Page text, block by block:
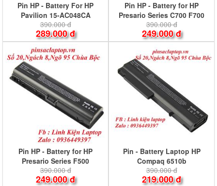
Pin HP - Battery For HP
Pavilion 15-AC048CA
390.000 đ
289.000 đ
Pin HP - Battery for HP
Presario Series C700 F700
390.000 đ
249.000 đ
Pin HP - Battery for HP
Presario Series F500
390.000 đ
249.000 đ
Pin - Battery Laptop HP
Compaq 6510b
390.000 đ
219.000 đ